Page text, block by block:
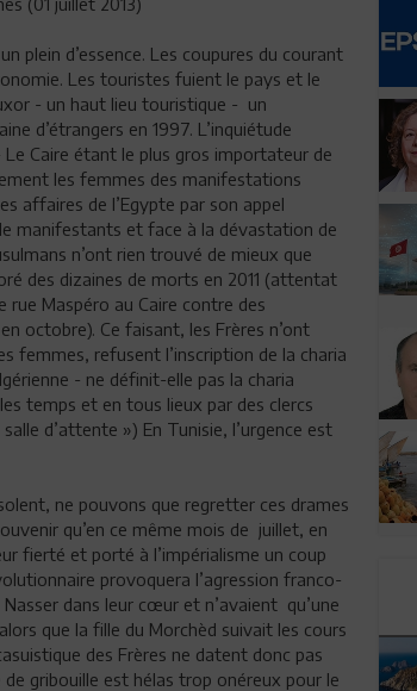
plein d’essence. Les coupures du courant
Les touristes fuient le pays et le
- un haut lieu touristique - un
d’étrangers en 1997. L’inquiétude
Caire étant le plus gros importateur de
les femmes des manifestations
affaires de l’Egypte par son appel
manifestants et face à la dévastation de
n’ont rien trouvé de mieux que
des dizaines de morts en 2011 (attentat
rue Maspéro au Caire contre des
octobre). Ce faisant, les Frères n’ont
femmes, refusent l’inscription de la charia
- ne définit-elle pas la charia
temps et en tous lieux par des clercs
d’attente ») En Tunisie, l’urgence est
ne pouvons que regretter ces drames
qu’en ce même mois de juillet, en
fierté et porté à l’impérialisme un coup
provoquera l’agression franco-
dans leur cœur et n’avaient qu’une
que la fille du Morchèd suivait les cours
des Frères ne datent donc pas
gribouille est hélas trop onéreux pour le